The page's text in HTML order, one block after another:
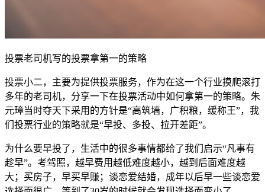
投票老司机写的投票拿第一的策略
投票小二，主要为提供投票服务，作为在这一个行业摸爬滚打
多年的老司机，分享一下在投票活动中如何拿第一的策略。朱
元璋当时夺天下采用的方针是“高筑墙，广积粮，缓称王”，我
们投票行业的策略就是“早投、多投、拉开差距”。
为什么要早投了，生活中的很多事情都给了我们启示“凡事有
趁早”。考驾照，越早费用越低难度越小，越到后面难度越
大；买房子，早买早赚；谈恋爱结婚，成年以后早一些谈恋爱